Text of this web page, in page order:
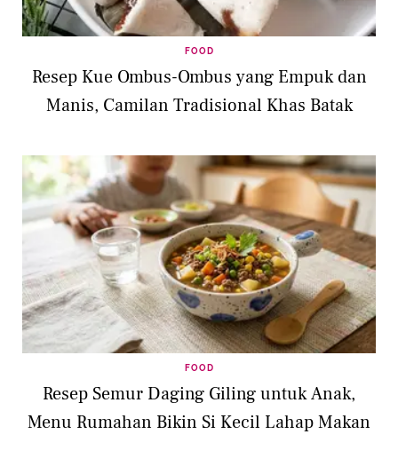
FOOD
Resep Kue Ombus-Ombus yang Empuk dan
Manis, Camilan Tradisional Khas Batak
FOOD
Resep Semur Daging Giling untuk Anak,
Menu Rumahan Bikin Si Kecil Lahap Makan